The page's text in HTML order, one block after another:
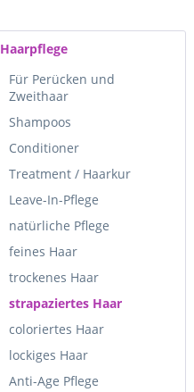
Haarpflege
Für Perücken und
Zweithaar
Shampoos
Conditioner
Treatment / Haarkur
Leave-In-Pflege
natürliche Pflege
feines Haar
trockenes Haar
strapaziertes Haar
coloriertes Haar
lockiges Haar
Anti-Age Pflege